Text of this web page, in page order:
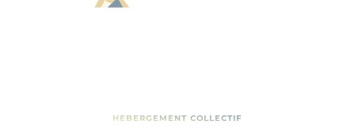
HEBERGEMENT COLLECTIF